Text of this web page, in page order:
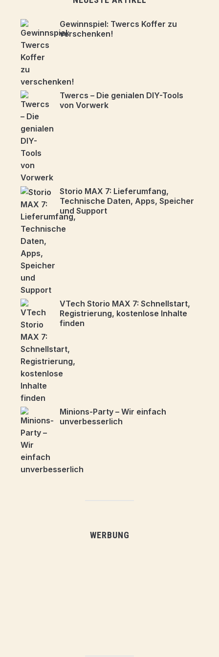
Gewinnspiel: Twercs Koffer zu
verschenken!
Twercs – Die genialen DIY-Tools
von Vorwerk
Storio MAX 7: Lieferumfang,
Technische Daten, Apps, Speicher
und Support
VTech Storio MAX 7: Schnellstart,
Registrierung, kostenlose Inhalte
finden
Minions-Party – Wir einfach
unverbesserlich
WERBUNG